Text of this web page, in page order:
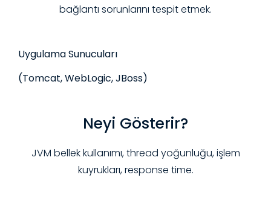
bağlantı sorunlarını tespit etmek.
Uygulama Sunucuları
(Tomcat, WebLogic, JBoss)
Neyi Gösterir?
JVM bellek kullanımı, thread yoğunluğu, işlem
kuyrukları, response time.